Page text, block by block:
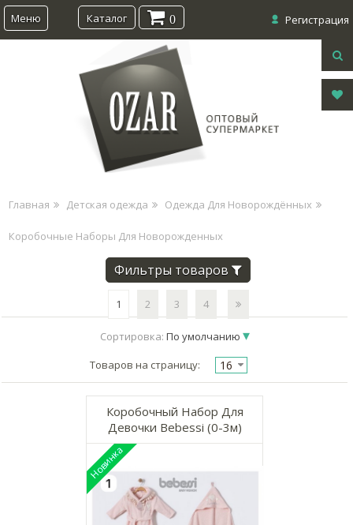
Меню Регистрация
Каталог 0
Главная Детская одежда Одежда Для Новорождённых
Коробочные Наборы Для Новорожденных
Фильтры товаров
1 2 3 4
Сортировка: По умолчанию
Товаров на страницу: 16
Коробочный Набор Для
Девочки Bebessi (0-3м)